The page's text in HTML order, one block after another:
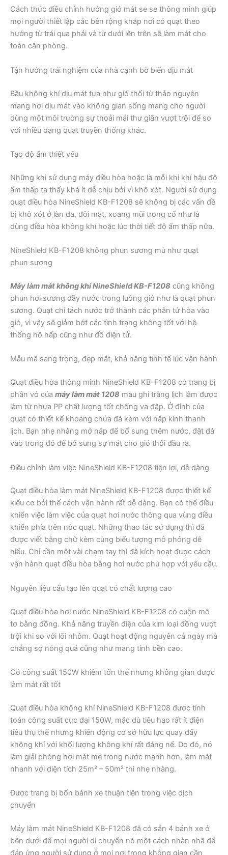
Cách thức điều chỉnh hướng gió mát se se thông minh giúp
mọi người thiết lập các bên rộng khắp nơi có quạt theo
hướng từ trái qua phải và từ dưới lên trên sẽ làm mát cho
toàn căn phòng.
Tận hưởng trải nghiệm của nhà cạnh bờ biển dịu mát
Bầu không khí dịu mát tựa như gió thổi từ thảo nguyên
mang hơi dịu mát vào không gian sống mang cho người
dùng một môi trường sự thoải mái thư giãn vượt trội để so
với nhiều dạng quạt truyền thống khác.
Tạo độ ẩm thiết yếu
Những khi sử dụng máy điều hòa hoặc là mỗi khi khí hậu độ
ẩm thấp ta thấy khá ít dễ chịu bởi vì khô xót. Người sử dụng
quạt điều hòa NineShield KB-F1208 sẽ không bị các vấn đề
bị khô xót ở làn da, đôi mắt, xoang mũi trong cổ như là
dùng điều hòa không khí hoặc lúc thời tiết độ ẩm thấp nữa.
NineShield KB-F1208 không phun sương mù như quạt
phun sương
Máy làm mát không khí NineShield KB-F1208 cũng không
phun hơi sương đầy nước trong luồng gió như là quạt phun
sương. Quạt chỉ tách nước trở thành các phân tử hòa vào
gió, vì vậy sẽ giảm bớt các tình trạng không tốt với hệ
thống hô hấp cũng như đồ điện tử.
Mẫu mã sang trọng, đẹp mắt, khả năng tinh tế lúc vận hành
Quạt điều hòa thông minh NineShield KB-F1208 có trang bị
phần vỏ của máy làm mát 1208 màu ghi trắng lịch lãm được
làm từ nhựa PP chất lượng tốt chống va đập. Ở đỉnh của
quạt có thiết kế khoang chứa đá kèm với nắp kính thanh
lịch. Bạn nhẹ nhàng mở nắp để bổ sung thêm nước, đặt đá
vào trong đó để bổ sung sự mát cho gió thổi đầu ra.
Điều chỉnh làm việc NineShield KB-F1208 tiện lợi, dễ dàng
Quạt điều hòa làm mát NineShield KB-F1208 được thiết kế
kiểu cơ bởi thế cách vận hành rất dễ dàng. Bạn có thể điều
khiển việc làm việc của quạt hơi nước thông qua vùng điều
khiển phía trên nóc quạt. Những thao tác sử dụng thì đã
được viết bằng chữ kèm cùng biểu tượng mô phỏng dễ
hiểu. Chỉ cần một vài chạm tay thì đã kích hoạt được cách
vận hành quạt điều hòa bằng hơi nước phù hợp với yêu cầu.
Nguyên liệu cấu tạo lên quạt có chất lượng cao
Quạt điều hòa hơi nước NineShield KB-F1208 có cuộn mô
tơ bằng đồng. Khả năng truyền điện của kim loại đồng vượt
trội khi so với lõi nhôm. Quạt hoạt động nguyên cả ngày mà
chẳng sợ nóng quá cũng như mang tính bền cao.
Có công suất 150W khiêm tốn thế nhưng không gian được
làm mát rất tốt
Quạt điều hòa không khí NineShield KB-F1208 được tính
toán công suất cực đại 150W, mặc dù tiêu hao rất ít điện
tiêu thụ thế nhưng khiến động cơ sở hữu lực quay đẩy
không khí với khối lượng không khí rất đáng nể. Do đó, nó
làm giải phóng hơi mát mẻ trong nước mạnh hơn, làm mát
nhanh với diện tích 25m² – 50m² thì nhẹ nhàng.
Được trang bị bốn bánh xe thuận tiện trong việc dịch
chuyển
Máy làm mát NineShield KB-F1208 đã có sẵn 4 bánh xe ở
bên dưới để mọi người di chuyển nó một cách nhàn nhã để
đáp ứng người sử dụng ở mọi nơi trong không gian cần